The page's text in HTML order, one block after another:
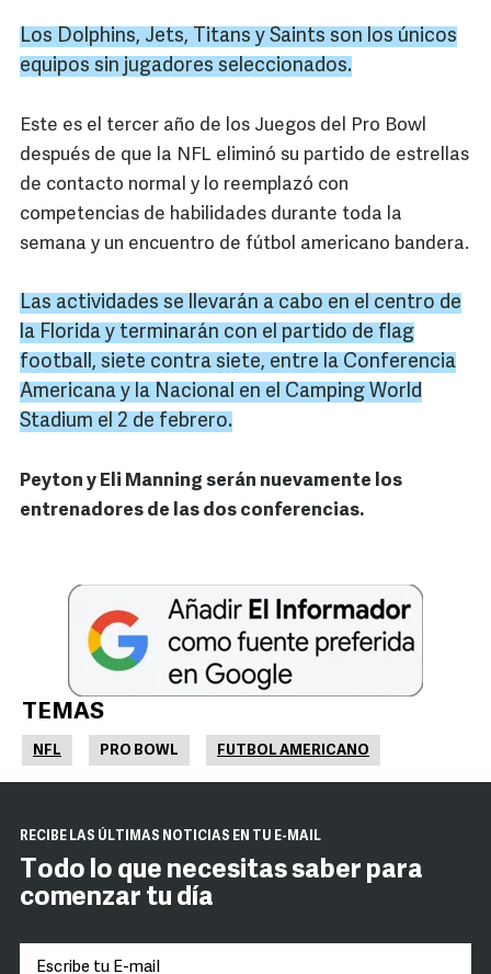
Los Dolphins, Jets, Titans y Saints son los únicos
equipos sin jugadores seleccionados.
Este es el tercer año de los Juegos del Pro Bowl
después de que la NFL eliminó su partido de estrellas
de contacto normal y lo reemplazó con
competencias de habilidades durante toda la
semana y un encuentro de fútbol americano bandera.
Las actividades se llevarán a cabo en el centro de
la Florida y terminarán con el partido de flag
football, siete contra siete, entre la Conferencia
Americana y la Nacional en el Camping World
Stadium el 2 de febrero.
Peyton y Eli Manning serán nuevamente los
entrenadores de las dos conferencias.
TEMAS
NFL PRO BOWL FUTBOL AMERICANO
RECIBE LAS ÚLTIMAS NOTICIAS EN TU E-MAIL
Todo lo que necesitas saber para
comenzar tu día